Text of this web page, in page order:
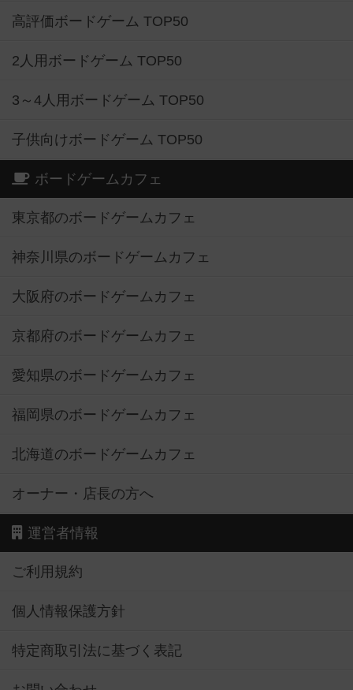
高評価ボードゲーム TOP50
2人用ボードゲーム TOP50
3～4人用ボードゲーム TOP50
子供向けボードゲーム TOP50
ボードゲームカフェ
東京都のボードゲームカフェ
神奈川県のボードゲームカフェ
大阪府のボードゲームカフェ
京都府のボードゲームカフェ
愛知県のボードゲームカフェ
福岡県のボードゲームカフェ
北海道のボードゲームカフェ
オーナー・店長の方へ
運営者情報
ご利用規約
個人情報保護方針
特定商取引法に基づく表記